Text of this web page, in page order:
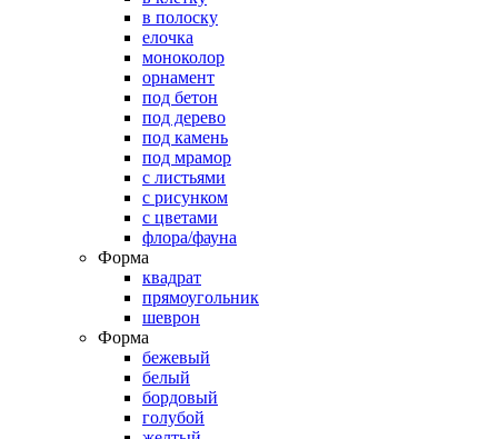
в полоску
елочка
моноколор
орнамент
под бетон
под дерево
под камень
под мрамор
с листьями
с рисунком
с цветами
флора/фауна
Форма
квадрат
прямоугольник
шеврон
Форма
бежевый
белый
бордовый
голубой